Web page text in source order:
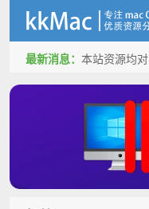
kkMac
最新消息： 本站资源均